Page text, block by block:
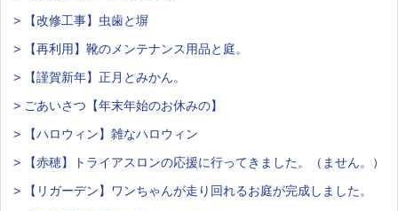
> 【改修工事】虫歯と塀
> 【再利用】靴のメンテナンス用品と庭。
> 【謹賀新年】正月とみかん。
> ごあいさつ【年末年始のお休みの】
> 【ハロウィン】雑なハロウィン
> 【赤穂】トライアスロンの応援に行ってきました。（ません。）
> 【リガーデン】ワンちゃんが走り回れるお庭が完成しました。